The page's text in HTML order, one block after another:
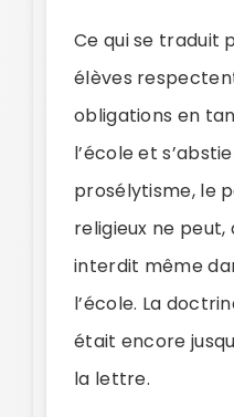
Ce qui se traduit
élèves
obligations en
l’école et
prosélytisme, le
religieux ne
interdit même
l’école. La
était encore
la lettre.